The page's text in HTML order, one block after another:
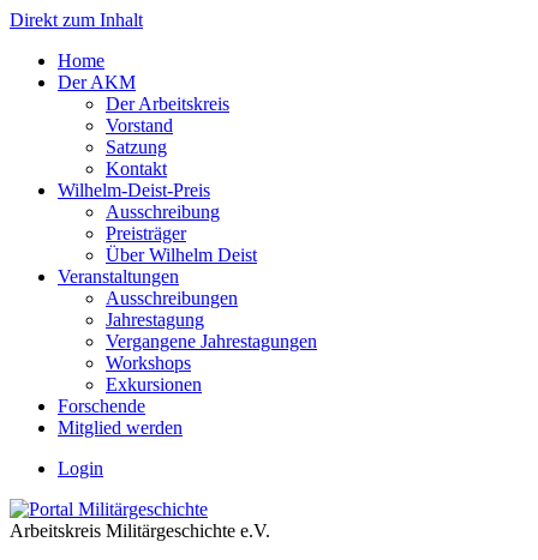
Direkt zum Inhalt
Home
Der AKM
Der Arbeitskreis
Vorstand
Satzung
Kontakt
Wilhelm-Deist-Preis
Ausschreibung
Preisträger
Über Wilhelm Deist
Veranstaltungen
Ausschreibungen
Jahrestagung
Vergangene Jahrestagungen
Workshops
Exkursionen
Forschende
Mitglied werden
Login
Arbeitskreis Militärgeschichte e.V.